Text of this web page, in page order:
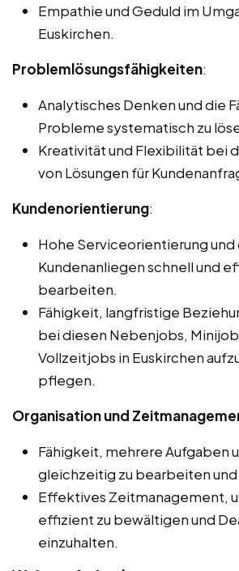
Empathie und Geduld im
Euskirchen.
Problemlösungsfähigkeiten:
Analytisches Denken und die
Probleme systematisch zu
Kreativität und Flexibilität bei
von Lösungen für
Kundenorientierung:
Hohe Serviceorientierung und
Kundenanliegen schnell und
bearbeiten.
Fähigkeit, langfristige
bei diesen Nebenjobs,
Vollzeitjobs in Euskirchen
pflegen.
Organisation und
Fähigkeit, mehrere Aufgaben
gleichzeitig zu bearbeiten und
Effektives Zeitmanagement,
effizient zu bewältigen und
einzuhalten.